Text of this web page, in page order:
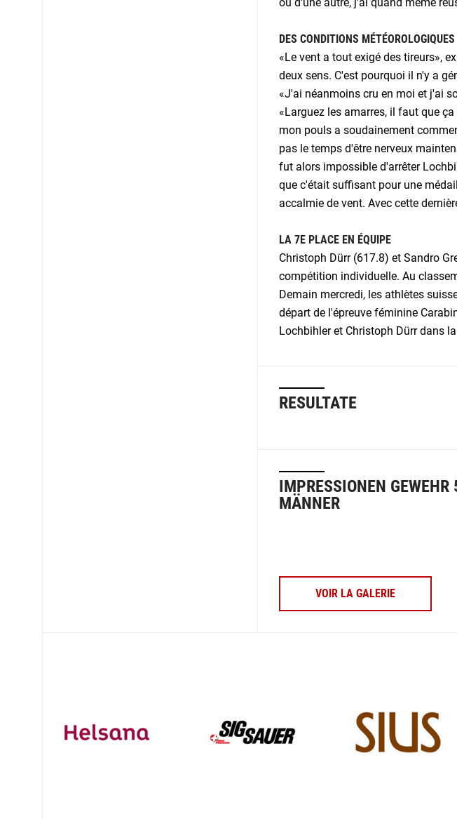
DES CONDITIONS
«Le vent a tout exigé des tireurs»,
deux sens. C'est pourquoi il n'y a
«J'ai néanmoins cru en moi et j'ai
«Larguez les amarres, il faut que
mon pouls a soudainement
pas le temps d'être nerveux
fut alors impossible d'arrêter
que c'était suffisant pour une
accalmie de vent. Avec cette
LA 7E PLACE EN ÉQUIPE
Christoph Dürr (617.8) et Sandro
compétition individuelle. Au
Demain mercredi, les athlètes
départ de l'épreuve féminine
Lochbihler et Christoph Dürr dans
RESULTATE
IMPRESSIONEN GEWEHR
MÄNNER
VOIR LA GALERIE